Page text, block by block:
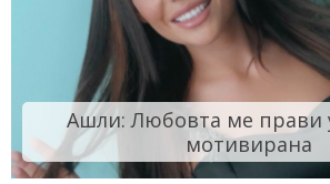
Ашли: Любовта ме прави
мотивирана